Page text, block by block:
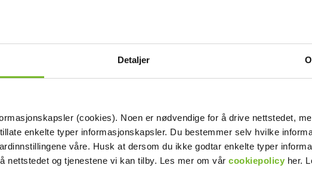
Detaljer
(cookies). Noen er nødvendige for å drive nettstedet,
enkelte typer informasjonskapsler. Du bestemmer selv hvilke
våre. Husk at dersom du ikke godtar enkelte typer
nettstedet og tjenestene vi kan tilby. Les mer om vår cookiepolicy her.